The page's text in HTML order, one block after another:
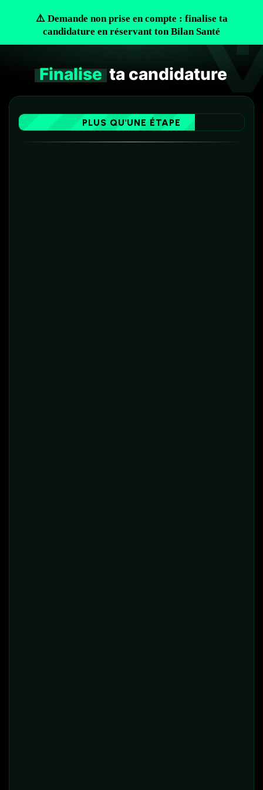
⚠️ Demande non prise en compte : finalise ta
candidature en réservant ton Bilan Santé
Finaliseta candidature
PLUS QU'UNE ÉTAPE